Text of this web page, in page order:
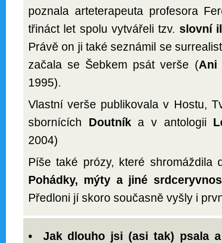
poznala arteterapeuta profesora
třináct let spolu vytvářeli tzv. slovní
Právě on ji také seznámil se
začala se Šebkem psát verše (Ani
1995).
Vlastní verše publikovala v Hostu,
sbornících Doutník a v antologii
2004)
Píše také prózy, které shromáždila
Pohádky, mýty a jiné
Předloni jí skoro současně vyšly i
• Jak dlouho jsi (asi tak) psala